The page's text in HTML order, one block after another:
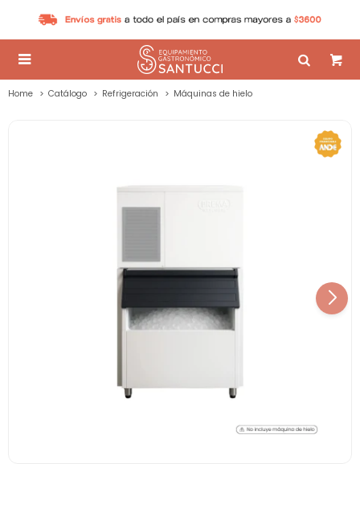

Home Catálogo Refrigeración Máquinas de hielo